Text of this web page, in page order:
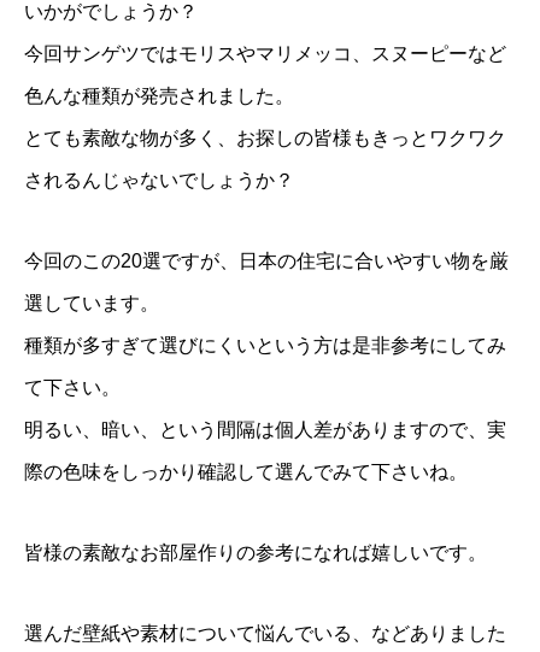
いかがでしょうか？
今回サンゲツではモリスやマリメッコ、スヌーピーなど
色んな種類が発売されました。
とても素敵な物が多く、お探しの皆様もきっとワクワク
されるんじゃないでしょうか？
今回のこの20選ですが、日本の住宅に合いやすい物を厳
選しています。
種類が多すぎて選びにくいという方は是非参考にしてみ
て下さい。
明るい、暗い、という間隔は個人差がありますので、実
際の色味をしっかり確認して選んでみて下さいね。
皆様の素敵なお部屋作りの参考になれば嬉しいです。
選んだ壁紙や素材について悩んでいる、などありました